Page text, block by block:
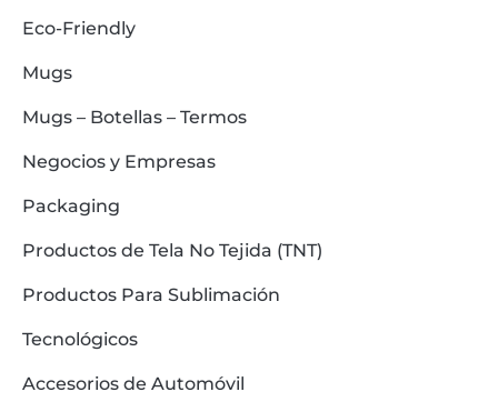
Eco-Friendly
Mugs
Mugs – Botellas – Termos
Negocios y Empresas
Packaging
Productos de Tela No Tejida (TNT)
Productos Para Sublimación
Tecnológicos
Accesorios de Automóvil